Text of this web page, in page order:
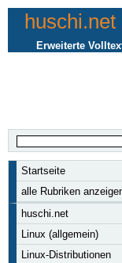
huschi.net
Erweiterte
Startseite
alle Rubriken
huschi.net
Linux (allgemein)
Linux-Distributionen